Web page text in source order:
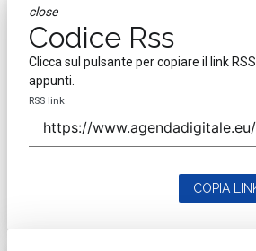
close
Codice Rss
Clicca sul pulsante per copiare il link
appunti.
RSS link
COPIA